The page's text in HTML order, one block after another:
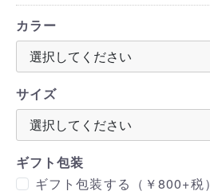
カラー
サイズ
ギフト包装
ギフト包装する（￥800+税）